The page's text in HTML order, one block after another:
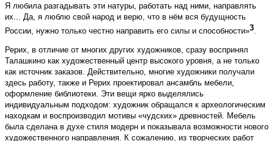
Я любила разгадывать эти натуры, работать над ними, направлять
их... Да, я люблю свой народ и верю, что в нём вся будущность
России, нужно только честно направить его силы и способности»3
Рерих, в отличие от многих других художников, сразу воспринял
Талашкино как художественный центр высокого уровня, а не только
как источник заказов. Действительно, многие художники получали
здесь работу, также и Рерих проектировал ансамбль мебели,
оформление библиотеки. Эти вещи ярко выделялись
индивидуальным подходом: художник обращался к археологическим
находкам и воспроизводил мотивы «чудских» древностей. Мебель
была сделана в духе стиля модерн и показывала возможности нового
художественного направления. К сожалению, из творческих работ